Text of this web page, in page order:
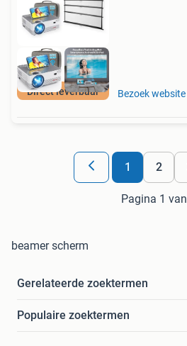
Direct leverbaar Bezoek website
1 2
Pagina 1
beamer scherm
Gerelateerde zoektermen
Populaire zoektermen